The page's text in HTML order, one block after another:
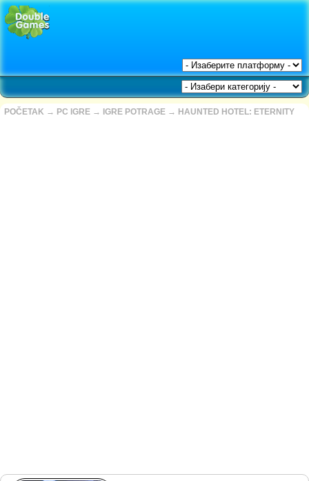
POČETAK → PC IGRE → IGRE POTRAGE → HAUNTED HOTEL: ETERNITY